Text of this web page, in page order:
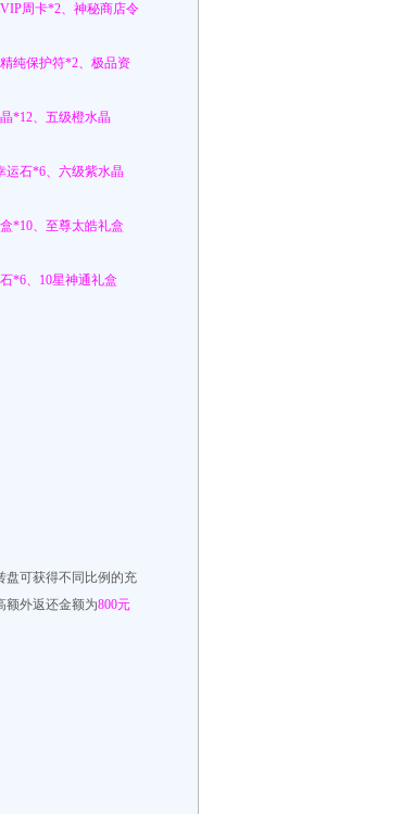
周卡*2、神秘商店令
纯保护符*2、极品资
*12、五级橙水晶
运石*6、六级紫水晶
*10、至尊太皓礼盒
*6、10星神通礼盒
盘可获得不同比例的充
额外返还金额为800元